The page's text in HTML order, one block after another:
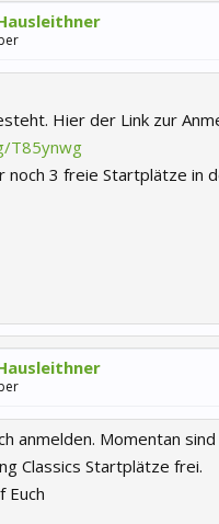
Hier der Link zur
T85ynwg
noch 3 freie Startplätze in
anmelden. Momentan
Classics Startplätze frei.
Euch